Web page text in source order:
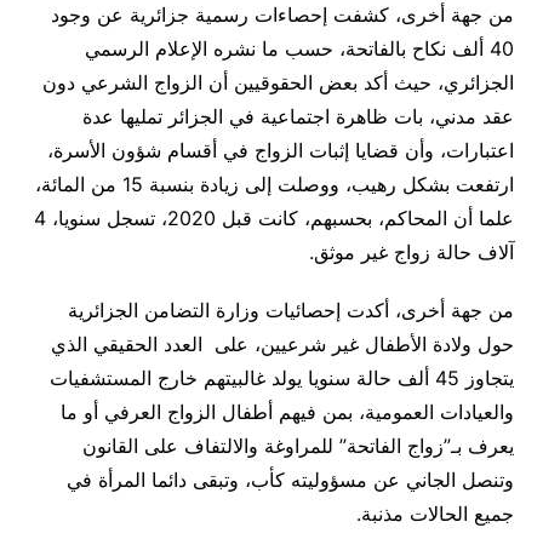
من جهة أخرى، كشفت إحصاءات رسمية جزائرية عن وجود
40 ألف نكاح بالفاتحة، حسب ما نشره الإعلام الرسمي
الجزائري، حيث أكد بعض الحقوقيين أن الزواج الشرعي دون
عقد مدني، بات ظاهرة اجتماعية في الجزائر تمليها عدة
اعتبارات، وأن قضايا إثبات الزواج في أقسام شؤون الأسرة،
ارتفعت بشكل رهيب، ووصلت إلى زيادة بنسبة 15 من المائة،
علما أن المحاكم، بحسبهم، كانت قبل 2020، تسجل سنويا، 4
آلاف حالة زواج غير موثق.
من جهة أخرى، أكدت إحصائيات وزارة التضامن الجزائرية
حول ولادة الأطفال غير شرعيين، على العدد الحقيقي الذي
يتجاوز 45 ألف حالة سنويا يولد غالبيتهم خارج المستشفيات
والعيادات العمومية، بمن فيهم أطفال الزواج العرفي أو ما
يعرف بـ”زواج الفاتحة” للمراوغة والالتفاف على القانون
وتنصل الجاني عن مسؤوليته كأب، وتبقى دائما المرأة في
جميع الحالات مذنبة.